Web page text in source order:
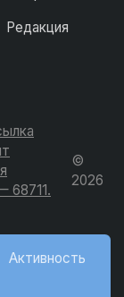
Редакция
©
2026
Активность